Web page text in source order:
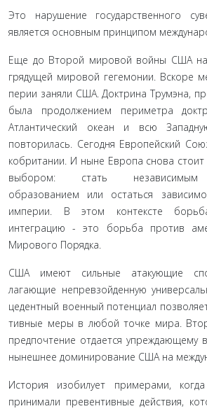
Это нарушение государственного
является основным принципом
Еще до Второй мировой войны США
грядущей мировой гегемонии. Вскоре
перии заняли США. Доктрина Трумэна,
была продолжением периметра
Атлантический океан и всю
повторилась. Сегодня Европейский
кобритании. И ныне Европа снова
выбором: стать независимым
образованием или остаться
империи. В этом контексте
интеграцию - это борьба против
Мирового Порядка.
США имеют сильные атакующие
лагающие непревзойденную
цедентный военный потенциал
тивные меры в любой точке мира.
предпочтение отдается упреждающему
нынешнее доминирование США на
История изобилует примерами,
принимали превентивные действия,